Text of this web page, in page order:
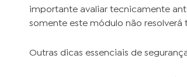
importante avaliar tecnicamente
somente este módulo não resolverá
Outras dicas essenciais de